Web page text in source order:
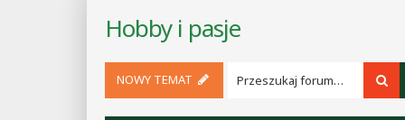
Hobby i pasje
NOWY TEMAT